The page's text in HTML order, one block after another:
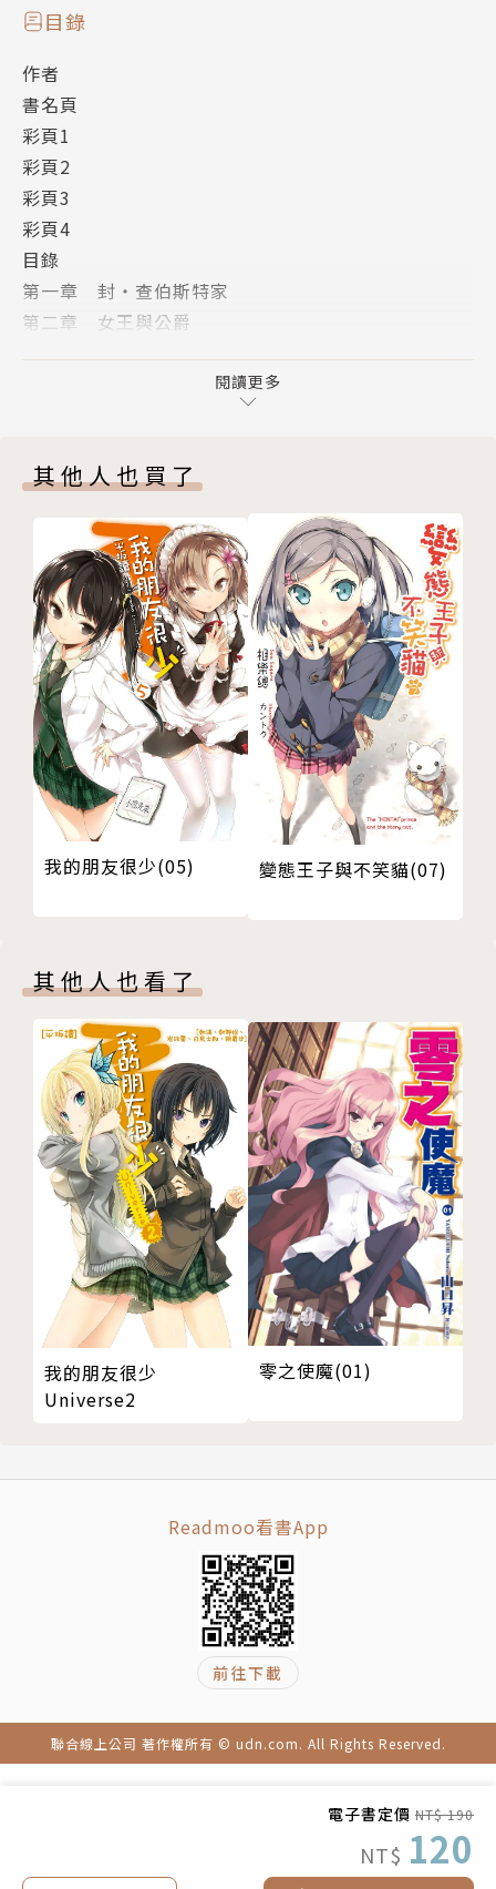
電子書定價 NT$ 190
NT$ 120
作者簡介
1972年2月生於茨城縣。
出道作為《金絲雀 ~ 把思念用歌曲傳達給你 ~ 》。
著作有《GREEN GREEN 鐘聲幻想》、《堅持下去
有栖川》、《寫到一半的情書》、《聖誕少女．克拉希
斯的危機》、《GREEN GREEN 鐘聲幻影 ~ By m
e》等作品，還有多部小說正在連載中。以及「GREEN
GREEN」、「Gonna Be？？」、《雪曲》、《私立
等遊戲劇本，同時還身兼劇本家。
目錄
作者
書名頁
彩頁1
彩頁2
彩頁3
彩頁4
目錄
第一章 封‧查伯斯特家
第二章 女王與公爵
第四章 拉‧瓦利埃爾家族
第七章 羅馬利亞的教皇
第九章 衛斯伍德村的重逢
第十章 二重奏的心
最終章
後記
版權頁
閱讀更多
其他人也買了
我的朋友很少(05) 變態王子與不笑貓(07)
其他人也看了
我的朋友很少
Universe2
零之使魔(01)
Readmoo看書App
前往下載
聯合線上公司 著作權所有 © udn.com. All Rights Reserved.